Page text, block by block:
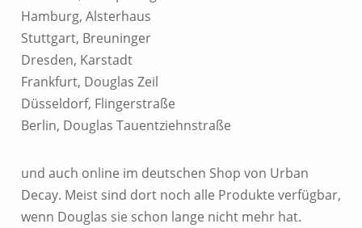
Hamburg, Alsterhaus
Stuttgart, Breuninger
Dresden, Karstadt
Frankfurt, Douglas Zeil
Düsseldorf, Flingerstraße
Berlin, Douglas Tauentziehnstraße
und auch online im deutschen Shop von Urban
Decay. Meist sind dort noch alle Produkte verfügbar,
wenn Douglas sie schon lange nicht mehr hat.